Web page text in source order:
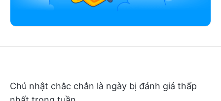
Chủ nhật chắc chắn là ngày bị đánh giá thấp